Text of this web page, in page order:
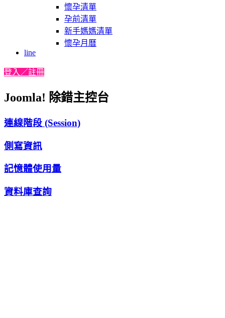
懷孕清單
孕前清單
新手媽媽清單
懷孕月曆
line
登入／註冊
Joomla! 除錯主控台
連線階段 (Session)
側寫資訊
記憶體使用量
資料庫查詢